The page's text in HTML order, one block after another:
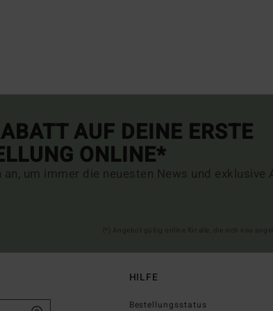
AUF DEINE ERSTE
ONLINE*
an, um immer die neuesten News und exklusive
HILFE
Bestellungsstatus